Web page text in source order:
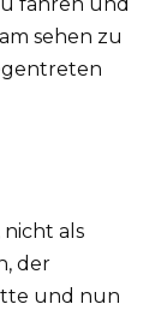
sehen zu
nicht als
der
und nun